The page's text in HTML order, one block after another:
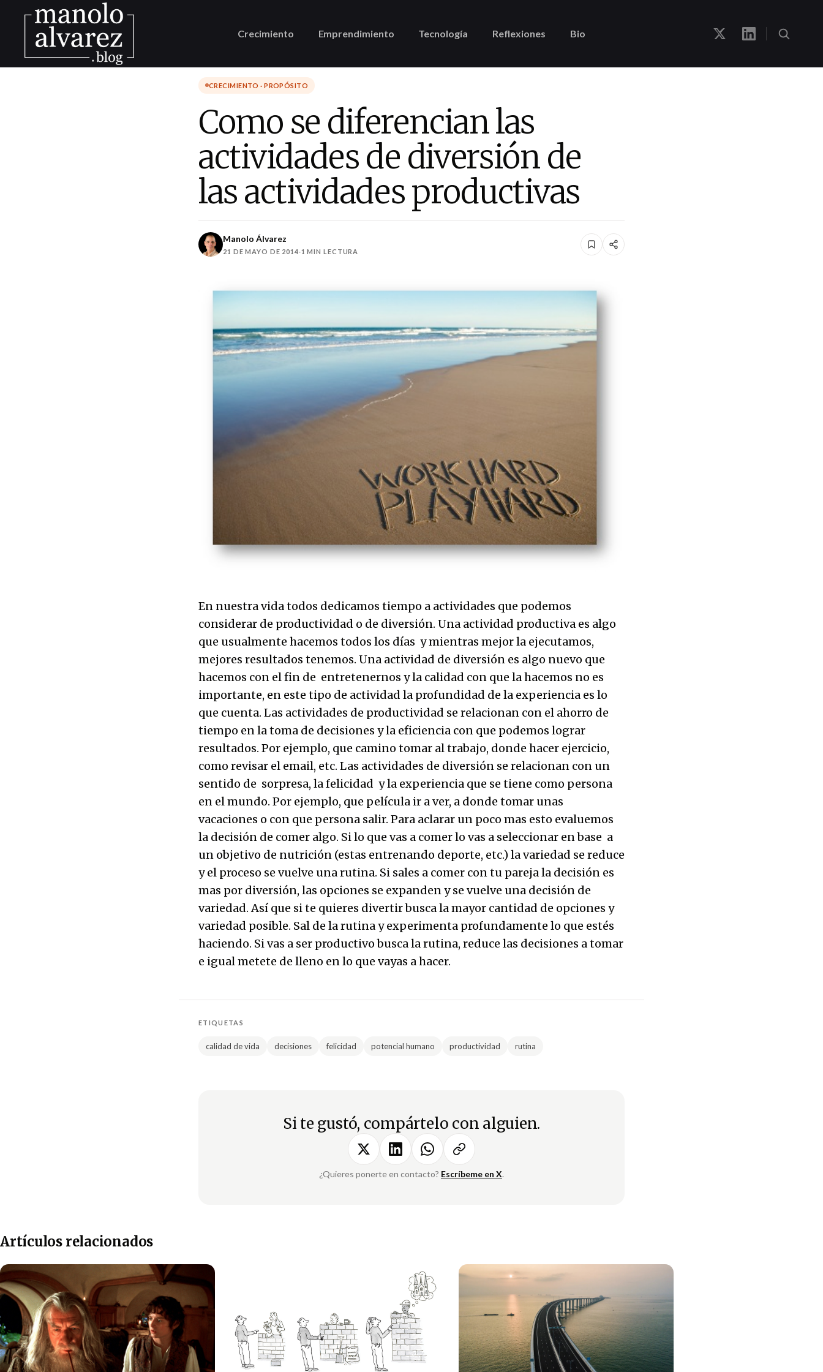
Crecimiento Emprendimiento Tecnología Reflexiones Bio
CRECIMIENTO · PROPÓSITO
Como se diferencian las
actividades de diversión de
las actividades productivas
Manolo Álvarez
21 DE MAYO DE 2014·1 MIN LECTURA
En nuestra vida todos dedicamos tiempo a actividades que podemos
considerar de productividad o de diversión. Una actividad productiva es algo
que usualmente hacemos todos los días y mientras mejor la ejecutamos,
mejores resultados tenemos. Una actividad de diversión es algo nuevo que
hacemos con el fin de entretenernos y la calidad con que la hacemos no es
importante, en este tipo de actividad la profundidad de la experiencia es lo
que cuenta. Las actividades de productividad se relacionan con el ahorro de
tiempo en la toma de decisiones y la eficiencia con que podemos lograr
resultados. Por ejemplo, que camino tomar al trabajo, donde hacer ejercicio,
como revisar el email, etc. Las actividades de diversión se relacionan con un
sentido de sorpresa, la felicidad y la experiencia que se tiene como persona
en el mundo. Por ejemplo, que película ir a ver, a donde tomar unas
vacaciones o con que persona salir. Para aclarar un poco mas esto evaluemos
la decisión de comer algo. Si lo que vas a comer lo vas a seleccionar en base a
un objetivo de nutrición (estas entrenando deporte, etc.) la variedad se reduce
y el proceso se vuelve una rutina. Si sales a comer con tu pareja la decisión es
mas por diversión, las opciones se expanden y se vuelve una decisión de
variedad. Así que si te quieres divertir busca la mayor cantidad de opciones y
variedad posible. Sal de la rutina y experimenta profundamente lo que estés
haciendo. Si vas a ser productivo busca la rutina, reduce las decisiones a tomar
e igual metete de lleno en lo que vayas a hacer.
ETIQUETAS
calidad de vida decisiones felicidad potencial humano productividad rutina
Si te gustó, compártelo con alguien.
¿Quieres ponerte en contacto? Escríbeme en X.
Artículos relacionados